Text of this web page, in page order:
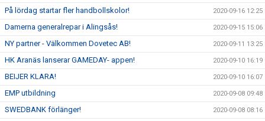
På lördag startar fler handbollskolor! 2020-09-16 12:25
Damerna generalrepar i Alingsås! 2020-09-15 15:06
NY partner - Välkommen Dovetec AB! 2020-09-11 13:25
HK Aranäs lanserar GAMEDAY- appen! 2020-09-10 16:19
BEIJER KLARA! 2020-09-10 16:07
EMP utbildning 2020-09-08 09:48
SWEDBANK förlänger! 2020-09-08 08:16